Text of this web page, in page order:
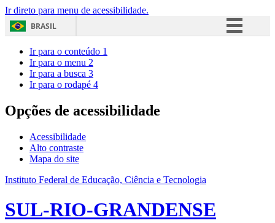
Ir direto para menu de acessibilidade.
BRASIL
Acesso à informação
Ir para o conteúdo 1
Ir para o menu 2
Ir para a busca 3
Ir para o rodapé 4
Opções de acessibilidade
Acessibilidade
Alto contraste
Mapa do site
Instituto Federal de Educação, Ciência e Tecnologia
SUL-RIO-GRANDENSE